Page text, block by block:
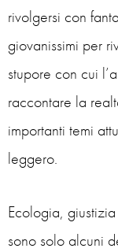
rivolgersi con
giovanissimi per
stupore con cui
raccontare la
importanti temi
leggero.
Ecologia,
sono solo alcuni